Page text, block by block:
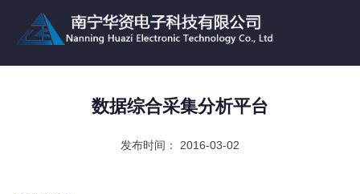
数据综合采集分析平台
发布时间： 2016-03-02